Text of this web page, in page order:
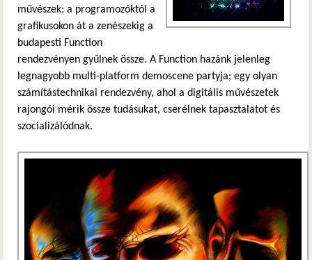
művészek: a programozóktól a
grafikusokon át a zenészekig a
budapesti Function
rendezvényen gyűlnek össze. A Function hazánk jelenleg
legnagyobb multi-platform demoscene partyja; egy olyan
számítástechnikai rendezvény, ahol a digitális művészetek
rajongói mérik össze tudásukat, cserélnek tapasztalatot és
szocializálódnak.